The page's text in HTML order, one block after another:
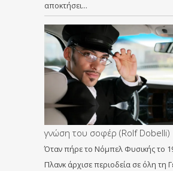
αποκτήσει…
γνώση του σοφέρ (Rolf Dobelli)
Όταν πήρε το Νόμπελ Φυσικής το
Πλανκ άρχισε περιοδεία σε όλη τη